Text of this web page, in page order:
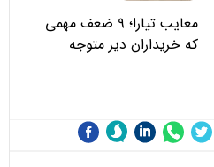
معایب تیارا؛ ۹ ضعف مهمی
که خریداران دیر متوجه